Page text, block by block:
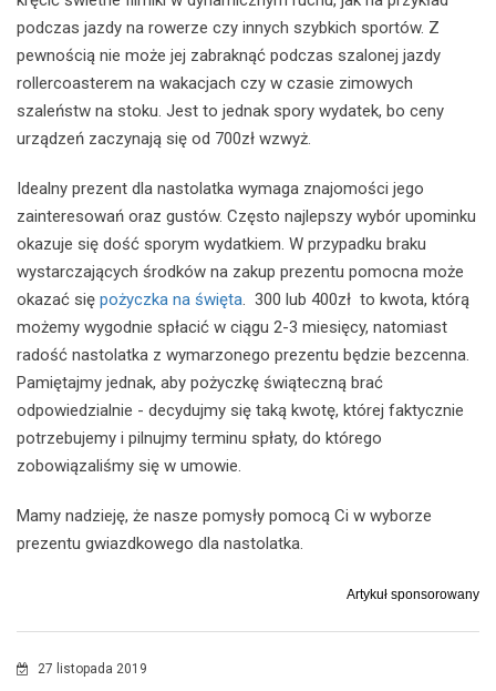
podczas jazdy na rowerze czy innych szybkich sportów. Z
pewnością nie może jej zabraknąć podczas szalonej jazdy
rollercoasterem na wakacjach czy w czasie zimowych
szaleństw na stoku. Jest to jednak spory wydatek, bo ceny
urządzeń zaczynają się od 700zł wzwyż.
Idealny prezent dla nastolatka wymaga znajomości jego
zainteresowań oraz gustów. Często najlepszy wybór upominku
okazuje się dość sporym wydatkiem. W przypadku braku
wystarczających środków na zakup prezentu pomocna może
okazać się pożyczka na święta. 300 lub 400zł to kwota, którą
możemy wygodnie spłacić w ciągu 2-3 miesięcy, natomiast
radość nastolatka z wymarzonego prezentu będzie bezcenna.
Pamiętajmy jednak, aby pożyczkę świąteczną brać
odpowiedzialnie - decydujmy się taką kwotę, której faktycznie
potrzebujemy i pilnujmy terminu spłaty, do którego
zobowiązaliśmy się w umowie.
Mamy nadzieję, że nasze pomysły pomocą Ci w wyborze
prezentu gwiazdkowego dla nastolatka.
Artykuł sponsorowany
27 listopada 2019